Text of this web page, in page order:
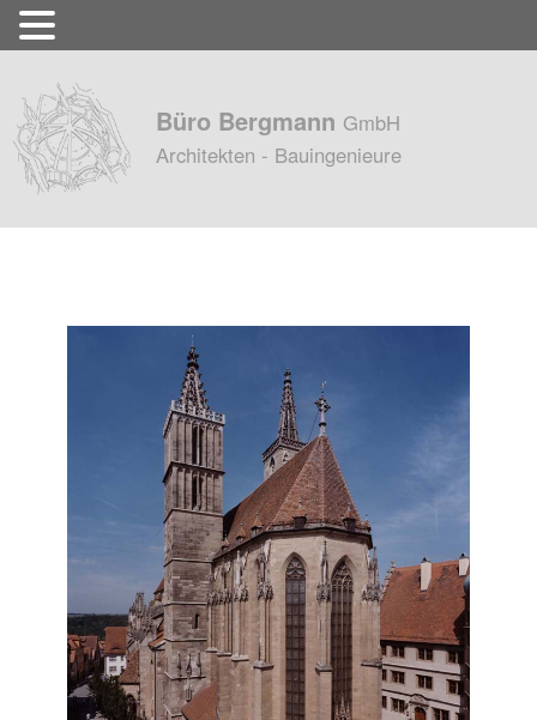
Büro Bergmann GmbH
Architekten - Bauingenieure